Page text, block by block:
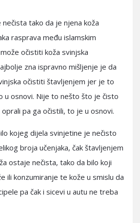
tako da je njena koža
rasprava među islamskim
očistiti koža svinjska
zna ispravno mišljenje je da
očistiti štavljenjem jer je to
u osnovi. Nije to nešto što je čisto
pa ga očistili, to je u osnovi.
kojeg dijela svinjetine je nečisto
broja učenjaka, čak štavljenjem
ostaje nečista, tako da bilo koji
ili konzumiranje te kože u smislu da
pa čak i sicevi u autu ne treba